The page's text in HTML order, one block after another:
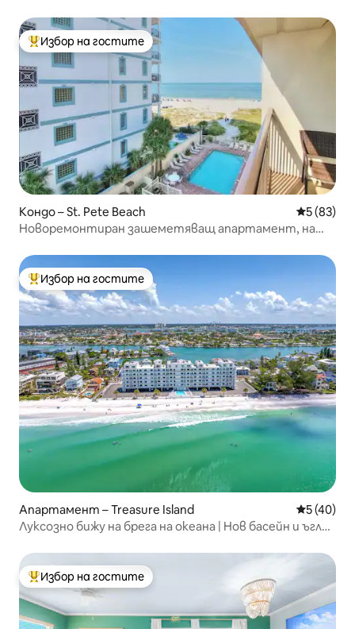
Най-популярен избор на гостите
Избор на гостите
Кондо – St. Pete Beach Средна
5 (83)
Новоремонтиран зашеметяващ апартамент, на
Най-популярен избор на гостите
Избор на гостите
Апартамент – Treasure Island Средна
5 (40)
Луксозно бижу на брега на океана | Нов басейн и ъглов
Най-популярен избор на гостите
Избор на гостите